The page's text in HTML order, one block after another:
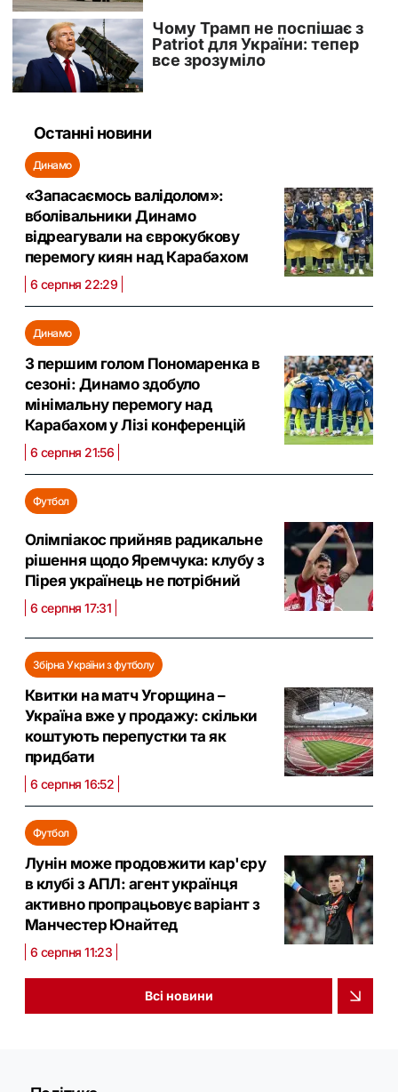
Останні новини
Динамо
«Запасаємось валідолом»:
вболівальники Динамо
відреагували на єврокубкову
перемогу киян над Карабахом
6 серпня 22:29
Динамо
З першим голом Пономаренка в
сезоні: Динамо здобуло
мінімальну перемогу над
Карабахом у Лізі конференцій
6 серпня 21:56
Футбол
Олімпіакос прийняв радикальне
рішення щодо Яремчука: клубу з
Пірея українець не потрібний
6 серпня 17:31
Збірна України з футболу
Квитки на матч Угорщина –
Україна вже у продажу: скільки
коштують перепустки та як
придбати
6 серпня 16:52
Футбол
Лунін може продовжити кар'єру
в клубі з АПЛ: агент українця
активно пропрацьовує варіант з
Манчестер Юнайтед
6 серпня 11:23
Всі новини